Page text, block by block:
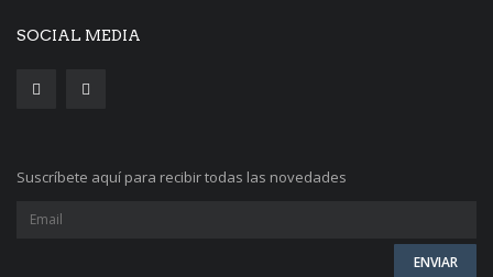
SOCIAL MEDIA
Suscríbete aquí para recibir todas las novedades